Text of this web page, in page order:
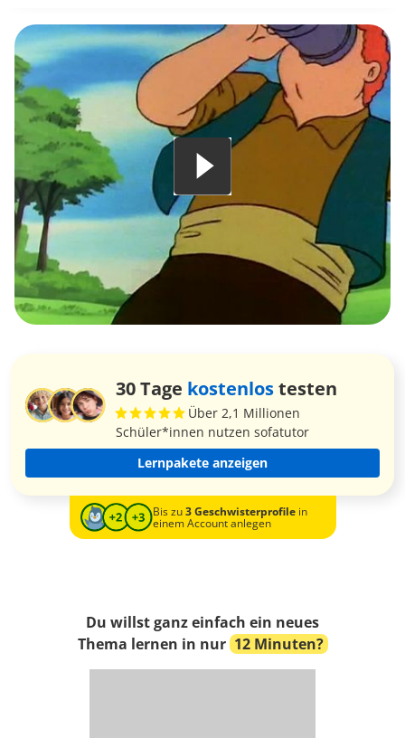
30 Tage kostenlostesten
Über 2,1 Millionen
Schüler*innen nutzen sofatutor
Lernpakete anzeigen
Bis zu3 Geschwisterprofilein
einem Account anlegen
Du willst ganz einfach ein neues
Thema lernen in nur 12 Minuten?